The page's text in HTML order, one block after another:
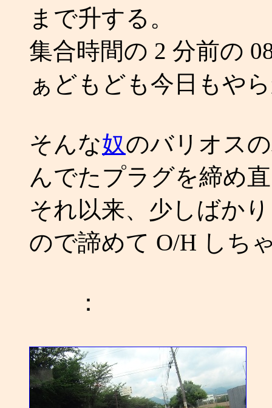
まで升する。
集合時間の 2 分前の
ぁどもども今日もや
そんな奴のバリオス
んでたプラグを締め
それ以来、少しばか
ので諦めて O/H しち
：